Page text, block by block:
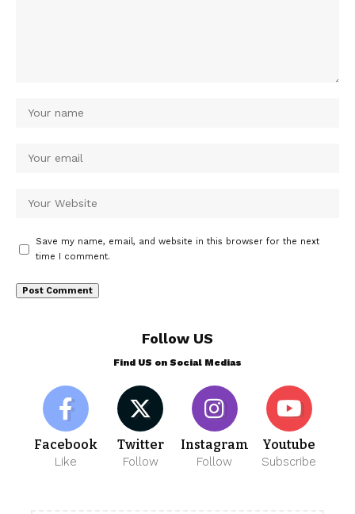
Save my name, email, and website in this browser for the next
time I comment.
Follow US
Find US on Social Medias
Facebook
Like
Twitter
Follow
Instagram
Follow
Youtube
Subscribe